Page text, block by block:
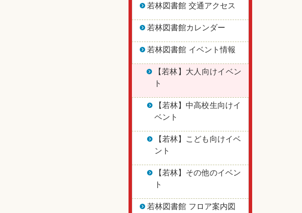
若林図書館 交通アクセス
若林図書館カレンダー
若林図書館 イベント情報
【若林】大人向けイベン
ト
【若林】中高校生向けイ
ベント
【若林】こども向けイベ
ント
【若林】その他のイベン
ト
若林図書館 フロア案内図